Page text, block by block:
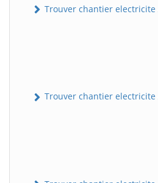
Trouver chantier electricite
Trouver chantier electricite